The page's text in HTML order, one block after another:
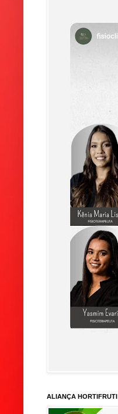
ALIANÇA HORTIFRUTI